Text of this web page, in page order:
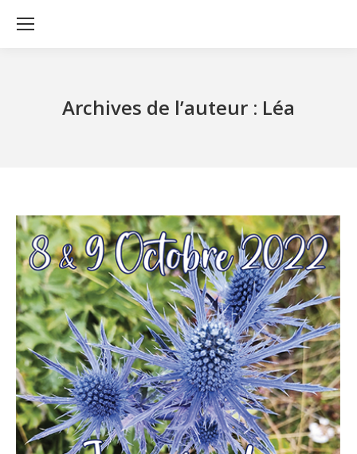
Archives de l’auteur : Léa